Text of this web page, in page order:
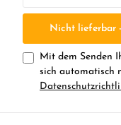
Nicht lieferbar
Mit dem Senden
sich automatisch